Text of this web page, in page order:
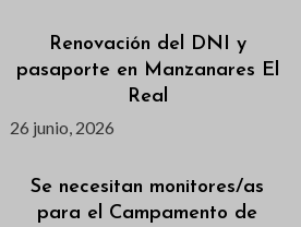
Renovación del DNI y
pasaporte en Manzanares El
Real
26 junio, 2026
Se necesitan monitores/as
para el Campamento de